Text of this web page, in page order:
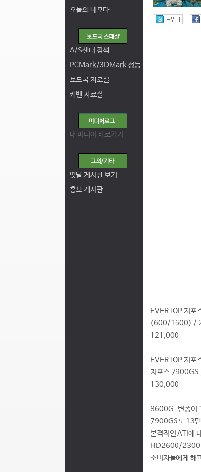
오늘의 네모다
A/S센터 검색
PCMark/3DMark 성능
보드국 자료실
케벤 자료실
내 미디어 바로가기
옛날 게시판 보기
홍보 게시판
EVERTOP 지
(600/1600) /
121,000
EVERTOP 지
지포스
130,000
8600GT변종이
7900GS도 13만
본격적인 ATI에
HD2600/2300
소비자들에게 해